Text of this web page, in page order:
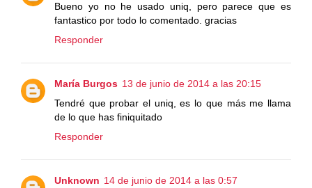
Bueno yo no he usado uniq, pero parece que es
fantastico por todo lo comentado. gracias
Responder
María Burgos 13 de junio de 2014 a las 20:15
Tendré que probar el uniq, es lo que más me llama
de lo que has finiquitado
Responder
Unknown 14 de junio de 2014 a las 0:57